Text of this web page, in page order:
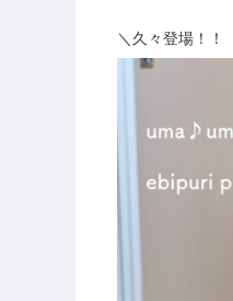
＼久々登場！